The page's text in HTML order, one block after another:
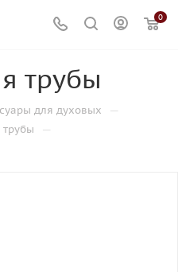
0
трубы
для духовых —
—